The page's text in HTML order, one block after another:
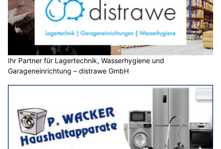
Ihr Partner für Lagertechnik, Wasserhygiene und
Garageneinrichtung – distrawe GmbH